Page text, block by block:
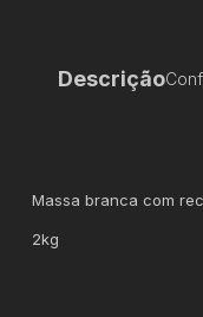
Descrição
Massa branca com
2kg